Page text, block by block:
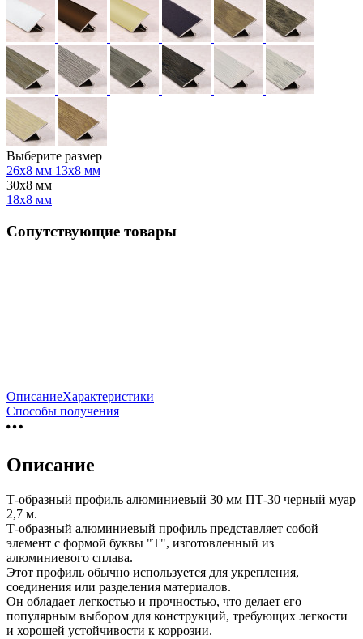
Выберите размер
26х8 мм 13х8 мм
30х8 мм
18х8 мм
Сопутствующие товары
ОписаниеХарактеристики
Способы получения
Описание
Т-образный профиль алюминиевый 30 мм ПТ-30 черный муар
2,7 м.
Т-образный алюминиевый профиль представляет собой
элемент с формой буквы "Т", изготовленный из
алюминиевого сплава.
Этот профиль обычно используется для укрепления,
соединения или разделения материалов.
Он обладает легкостью и прочностью, что делает его
популярным выбором для конструкций, требующих легкости
и хорошей устойчивости к коррозии.